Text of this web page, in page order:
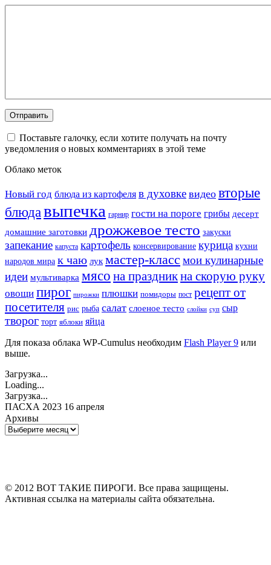
Поставьте галочку, если хотите получать на почту
уведомления о новых комментариях в этой теме
Облако меток
Новый год блюда из картофеля в духовке видео вторые
блюдавыпечка гарнир гости на пороге грибы десерт
домашние заготовки дрожжевое тесто закуски
запекание капуста картофель консервирование курица кухни
народов мира к чаю лук мастер-класс мои кулинарные
идеи мультиварка мясо на праздникна скорую руку
овощи пирог пирожки плюшки помидоры пост рецепт от
посетителя рис рыба салат слоеное тесто слойки суп сыр
творог торт яблоки яйца
Для показа облака WP-Cumulus необходим Flash Player 9 или
выше.
Загрузка...
Loading...
Загрузка...
ПАСХА 2023 16 апреля
Архивы
Архивы
© 2012 ВОТ ТАКИЕ ПИРОГИ. Все права защищены.
Активная ссылка на материалы сайта обязательна.